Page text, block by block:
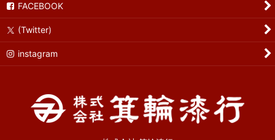
FACEBOOK
(Twitter)
instagram